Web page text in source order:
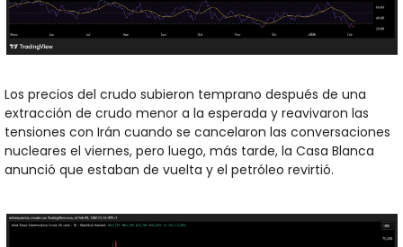
Los precios del crudo subieron temprano después de una
extracción de crudo menor a la esperada y reavivaron las
tensiones con Irán cuando se cancelaron las conversaciones
nucleares el viernes, pero luego, más tarde, la Casa Blanca
anunció que estaban de vuelta y el petróleo revirtió.